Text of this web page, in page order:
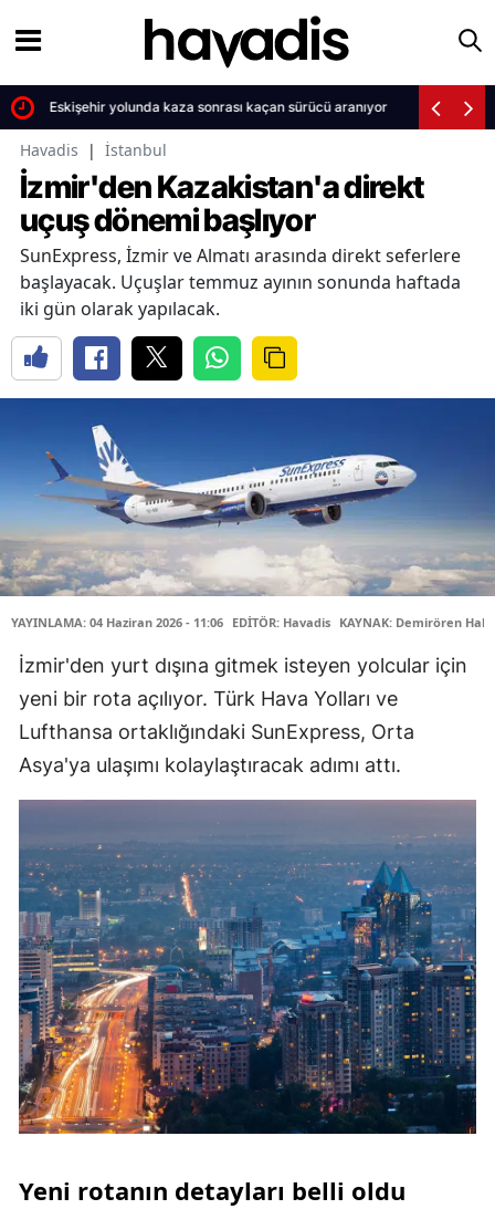
Eskişehir yolunda kaza sonrası kaçan sürücü aranıyor
Havadis | İstanbul
İzmir'den Kazakistan'a direkt
uçuş dönemi başlıyor
SunExpress, İzmir ve Almatı arasında direkt seferlere
başlayacak. Uçuşlar temmuz ayının sonunda haftada
iki gün olarak yapılacak.
YAYINLAMA: 04 Haziran 2026 - 11:06 EDİTÖR: Havadis KAYNAK: Demirören
İzmir'den yurt dışına gitmek isteyen yolcular için
yeni bir rota açılıyor. Türk Hava Yolları ve
Lufthansa ortaklığındaki SunExpress, Orta
Asya'ya ulaşımı kolaylaştıracak adımı attı.
Yeni rotanın detayları belli oldu